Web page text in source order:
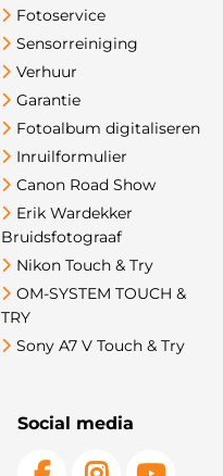
Fotoservice
Sensorreiniging
Verhuur
Garantie
Fotoalbum digitaliseren
Inruilformulier
Canon Road Show
Erik Wardekker
Bruidsfotograaf
Nikon Touch & Try
OM-SYSTEM TOUCH &
TRY
Sony A7 V Touch & Try
Social media